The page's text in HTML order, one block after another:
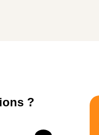
?